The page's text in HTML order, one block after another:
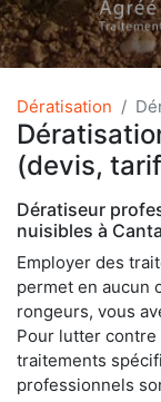
Dératisation
(devis,
Dératiseur
nuisibles à
Employer des
permet en aucun
rongeurs, vous
Pour lutter contre
traitements
professionnels